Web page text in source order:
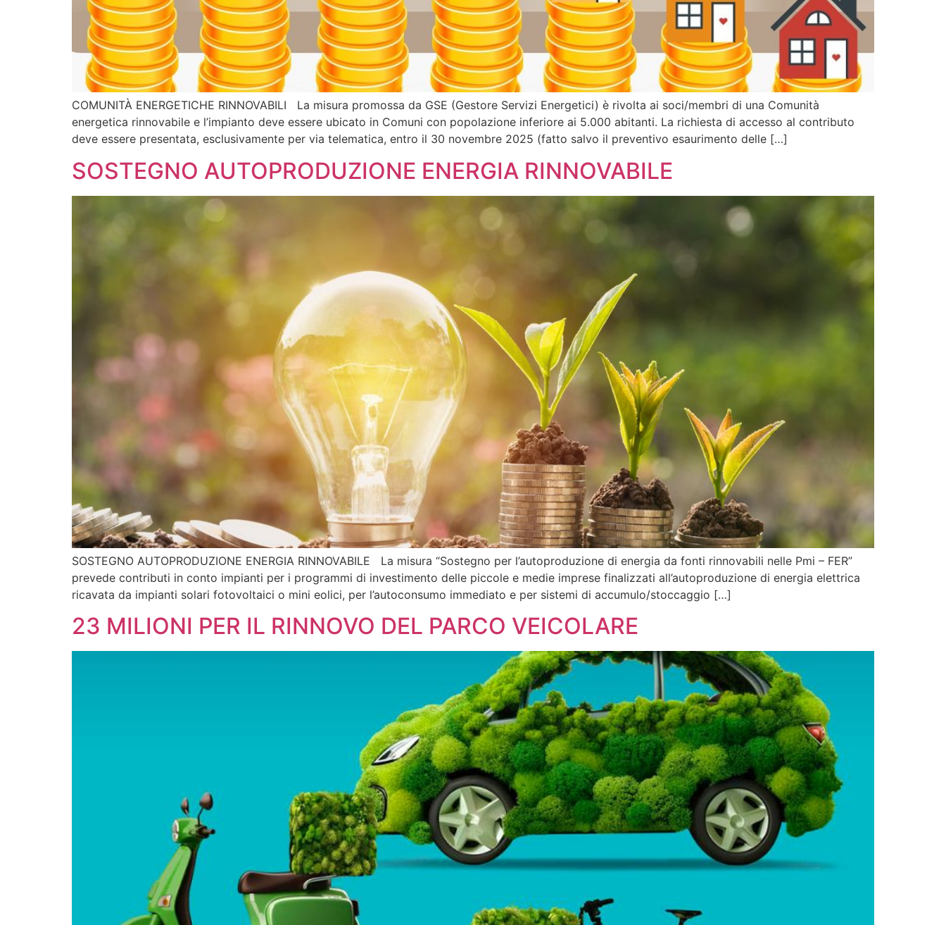
COMUNITÀ ENERGETICHE RINNOVABILI La misura promossa da GSE (Gestore Servizi Energetici) è rivolta ai soci/membri di una Comunità
energetica rinnovabile e l’impianto deve essere ubicato in Comuni con popolazione inferiore ai 5.000 abitanti. La richiesta di accesso al contributo
deve essere presentata, esclusivamente per via telematica, entro il 30 novembre 2025 (fatto salvo il preventivo esaurimento delle […]
SOSTEGNO AUTOPRODUZIONE ENERGIA RINNOVABILE
SOSTEGNO AUTOPRODUZIONE ENERGIA RINNOVABILE La misura “Sostegno per l’autoproduzione di energia da fonti rinnovabili nelle Pmi – FER”
prevede contributi in conto impianti per i programmi di investimento delle piccole e medie imprese finalizzati all’autoproduzione di energia elettrica
ricavata da impianti solari fotovoltaici o mini eolici, per l’autoconsumo immediato e per sistemi di accumulo/stoccaggio […]
23 MILIONI PER IL RINNOVO DEL PARCO VEICOLARE